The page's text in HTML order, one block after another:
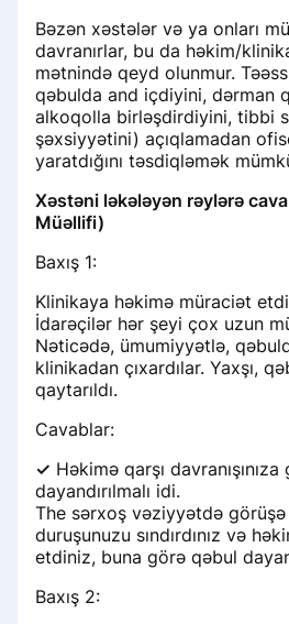
Bəzən xəstələr və ya onları
davranırlar, bu da həkim/
mətnində qeyd olunmur.
qəbulda and içdiyini, dərman
alkoqolla birləşdirdiyini, tibbi
şəxsiyyətini) açıqlamadan
yaratdığını təsdiqləmək
Xəstəni ləkələyən rəylərə
Müəllifi)
Baxış 1:
Klinikaya həkimə müraciət
İdarəçilər hər şeyi çox uzun
Nəticədə, ümumiyyətlə,
klinikadan çıxardılar. Yaxşı,
qaytarıldı.
Cavablar:
✓ Həkimə qarşı
dayandırılmalı idi.
The sərxoş vəziyyətdə
duruşunuzu sındırdınız və
etdiniz, buna görə qəbul
Baxış 2: